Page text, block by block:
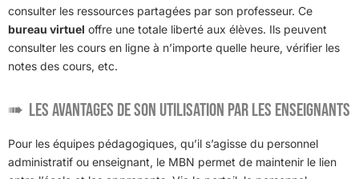
consulter les ressources partagées par son professeur. Ce
bureau virtuel offre une totale liberté aux élèves. Ils peuvent
consulter les cours en ligne à n’importe quelle heure, vérifier les
notes des cours, etc.
Les avantages de son utilisation par les enseignants
Pour les équipes pédagogiques, qu’il s’agisse du personnel
administratif ou enseignant, le MBN permet de maintenir le lien